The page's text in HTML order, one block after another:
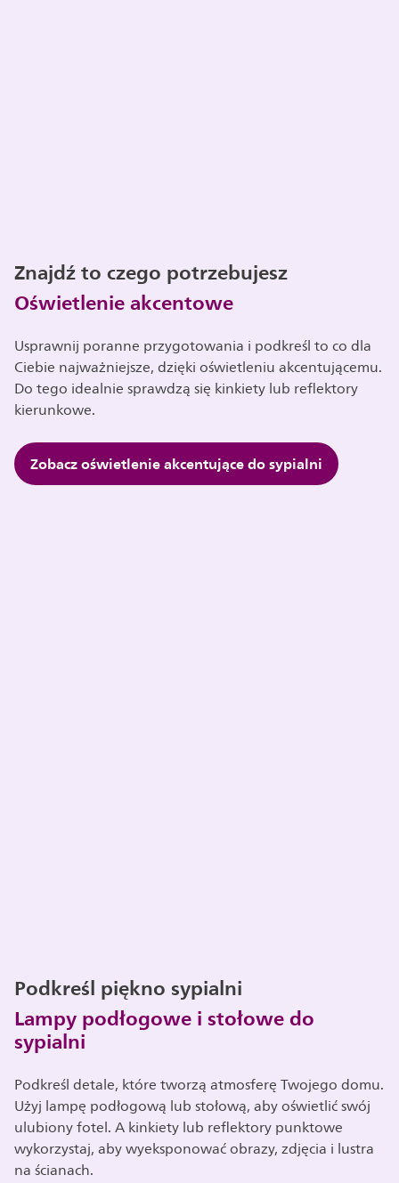
Znajdź to czego potrzebujesz
Oświetlenie akcentowe
Usprawnij poranne przygotowania i podkreśl to co dla
Ciebie najważniejsze, dzięki oświetleniu akcentującemu.
Do tego idealnie sprawdzą się kinkiety lub reflektory
kierunkowe.
Zobacz oświetlenie akcentujące do sypialni
Podkreśl piękno sypialni
Lampy podłogowe i stołowe do
sypialni
Podkreśl detale, które tworzą atmosferę Twojego domu.
Użyj lampę podłogową lub stołową, aby oświetlić swój
ulubiony fotel. A kinkiety lub reflektory punktowe
wykorzystaj, aby wyeksponować obrazy, zdjęcia i lustra
na ścianach.